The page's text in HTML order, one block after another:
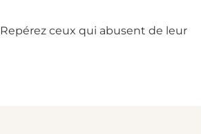
Repérez ceux qui abusent de leur